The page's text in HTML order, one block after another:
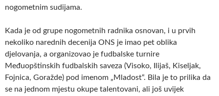
nogometnim sudijama.
Kada je od grupe nogometnih radnika osnovan, i u prvih
nekoliko narednih decenija ONS je imao pet oblika
djelovanja, a organizovao je fudbalske turnire
Međuopštinskih fudbalskih saveza (Visoko, Ilijaš, Kiseljak,
Fojnica, Goražde) pod imenom „Mladost“. Bila je to prilika da
se na jednom mjestu okupe talentovani, ali još uvijek